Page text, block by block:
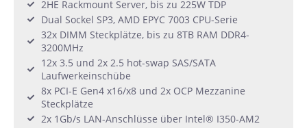
2HE Rackmount Server, bis zu 225W TDP
Dual Sockel SP3, AMD EPYC 7003 CPU-Serie
32x DIMM Steckplätze, bis zu 8TB RAM DDR4-
3200MHz
12x 3.5 und 2x 2.5 hot-swap SAS/SATA
Laufwerkeinschübe
8x PCI-E Gen4 x16/x8 und 2x OCP Mezzanine
Steckplätze
2x 1Gb/s LAN-Anschlüsse über Intel® I350-AM2